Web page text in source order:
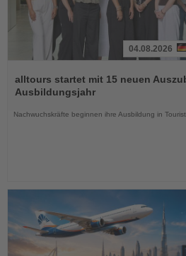
Sie
die
04.08.2026
alltours startet mit 15 neuen
Ausbildungsjahr
Nachwuchskräfte beginnen ihre Ausbildung in